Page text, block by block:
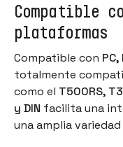
Compatible
plataformas
Compatible con
totalmente
como el T500RS,
y DIN facilita una
una amplia